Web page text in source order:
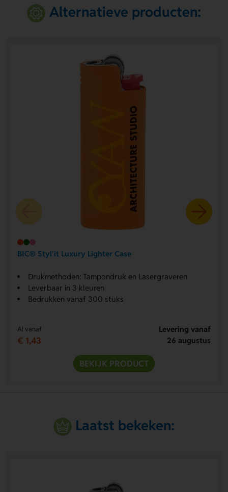
Alternatieve producten:
BIC® Styl'it Luxury Lighter Case
Drukmethoden: Tampondruk en Lasergraveren
Leverbaar in 3 kleuren
Bedrukken vanaf 300 stuks
Al vanaf
€ 1,43
Levering vanaf
26 augustus
BEKIJK PRODUCT
Laatst bekeken: